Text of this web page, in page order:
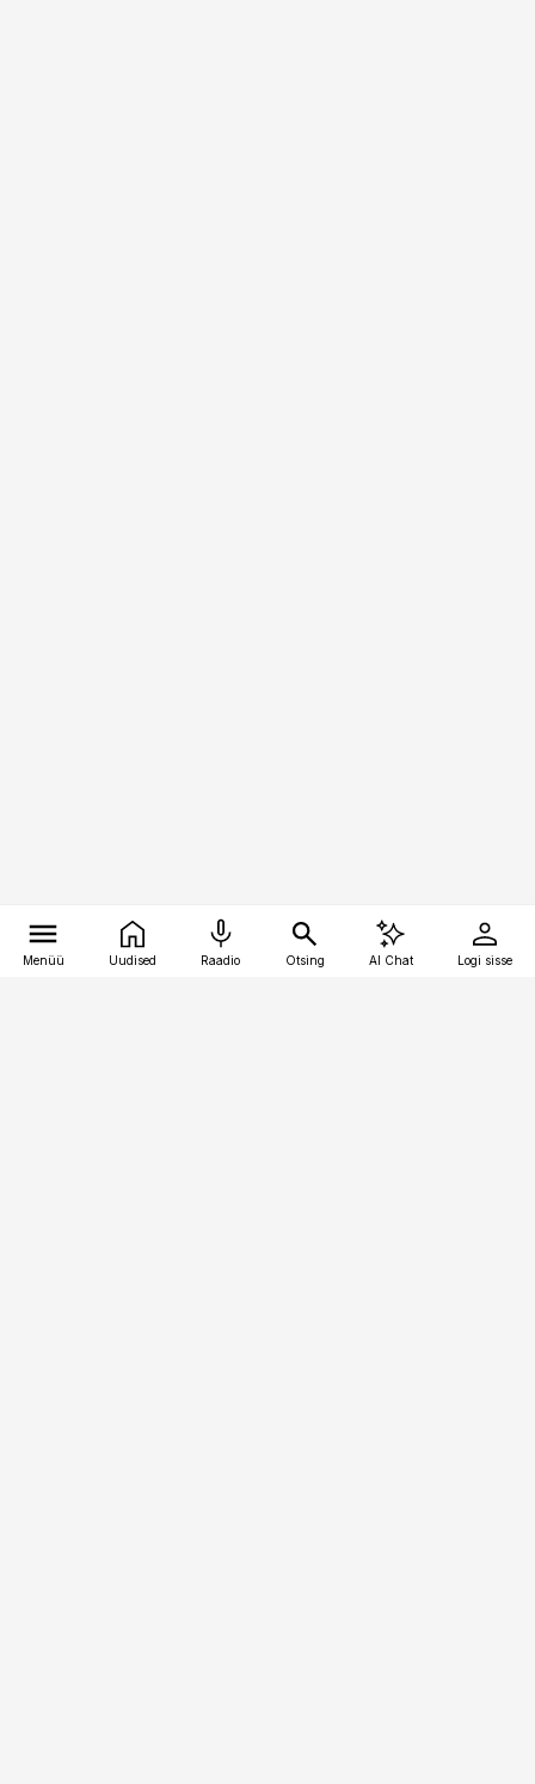
Menüü Uudised Raadio Otsing AI Chat Logi sisse